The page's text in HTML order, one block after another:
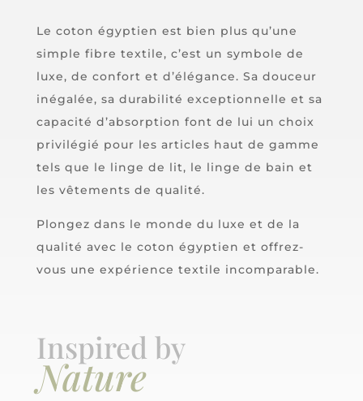
Le coton égyptien est bien plus qu’une
simple fibre textile, c’est un symbole de
luxe, de confort et d’élégance. Sa douceur
inégalée, sa durabilité exceptionnelle et sa
capacité d’absorption font de lui un choix
privilégié pour les articles haut de gamme
tels que le linge de lit, le linge de bain et
les vêtements de qualité.
Plongez dans le monde du luxe et de la
qualité avec le coton égyptien et offrez-
vous une expérience textile incomparable.
Inspired by
Nature